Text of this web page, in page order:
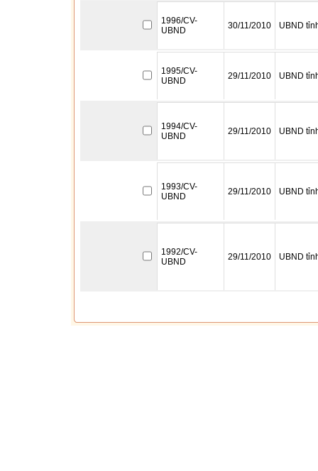
1996/CV-
UBND
30/11/2010 UBND
1995/CV-
UBND
29/11/2010 UBND
1994/CV-
UBND
29/11/2010 UBND
1993/CV-
UBND
29/11/2010 UBND
1992/CV-
UBND
29/11/2010 UBND